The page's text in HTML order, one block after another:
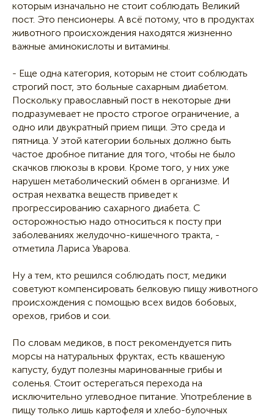
которым изначально не стоит соблюдать Великий
пост. Это пенсионеры. А всё потому, что в продуктах
животного происхождения находятся жизненно
важные аминокислоты и витамины.
- Еще одна категория, которым не стоит соблюдать
строгий пост, это больные сахарным диабетом.
Поскольку православный пост в некоторые дни
подразумевает не просто строгое ограничение, а
одно или двукратный прием пищи. Это среда и
пятница. У этой категории больных должно быть
частое дробное питание для того, чтобы не было
скачков глюкозы в крови. Кроме того, у них уже
нарушен метаболический обмен в организме. И
острая нехватка веществ приведет к
прогрессированию сахарного диабета. С
осторожностью надо относиться к посту при
заболеваниях желудочно-кишечного тракта, -
отметила Лариса Уварова.
Ну а тем, кто решился соблюдать пост, медики
советуют компенсировать белковую пищу животного
происхождения с помощью всех видов бобовых,
орехов, грибов и сои.
По словам медиков, в пост рекомендуется пить
морсы на натуральных фруктах, есть квашеную
капусту, будут полезны маринованные грибы и
соленья. Стоит остерегаться перехода на
исключительно углеводное питание. Употребление в
пищу только лишь картофеля и хлебо-булочных